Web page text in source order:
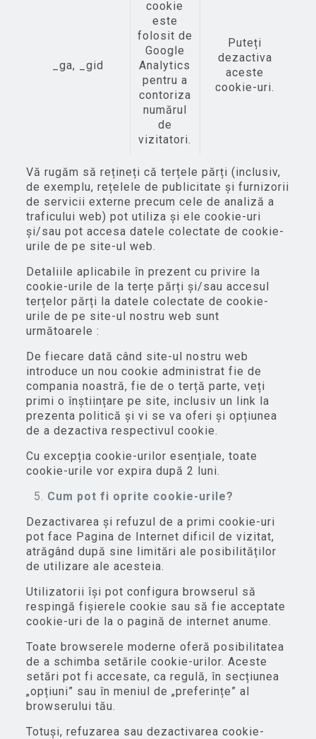
_ga, _gid
cookie
este
folosit de
Google
Analytics
pentru a
contoriza
numărul
de
vizitatori.
Puteți
dezactiva
aceste
cookie-uri.
Vă rugăm să rețineți că terțele părți (inclusiv,
de exemplu, rețelele de publicitate și furnizorii
de servicii externe precum cele de analiză a
traficului web) pot utiliza și ele cookie-uri
și/sau pot accesa datele colectate de cookie-
urile de pe site-ul web.
Detaliile aplicabile în prezent cu privire la
cookie-urile de la terțe părți și/sau accesul
terțelor părți la datele colectate de cookie-
urile de pe site-ul nostru web sunt
următoarele :
De fiecare dată când site-ul nostru web
introduce un nou cookie administrat fie de
compania noastră, fie de o terță parte, veți
primi o înștiințare pe site, inclusiv un link la
prezenta politică și vi se va oferi și opțiunea
de a dezactiva respectivul cookie.
Cu excepția cookie-urilor esențiale, toate
cookie-urile vor expira după 2 luni.
Cum pot fi oprite cookie-urile?
Dezactivarea și refuzul de a primi cookie-uri
pot face Pagina de Internet dificil de vizitat,
atrăgând după sine limitări ale posibilităților
de utilizare ale acesteia.
Utilizatorii își pot configura browserul să
respingă fișierele cookie sau să fie acceptate
cookie-uri de la o pagină de internet anume.
Toate browserele moderne oferă posibilitatea
de a schimba setările cookie-urilor. Aceste
setări pot fi accesate, ca regulă, în secțiunea
„opțiuni” sau în meniul de „preferințe” al
browserului tău.
Totuși, refuzarea sau dezactivarea cookie-